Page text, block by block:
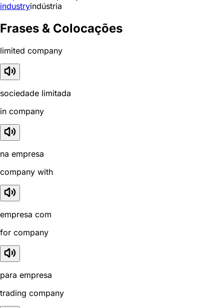
industryindústria
Frases & Colocações
limited company
sociedade limitada
in company
na empresa
company with
empresa com
for company
para empresa
trading company